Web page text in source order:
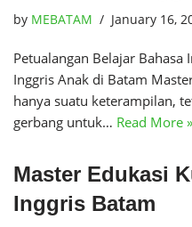
by MEBATAM January 16,
Petualangan Belajar Bahasa
Inggris Anak di Batam
hanya suatu keterampilan,
gerbang untuk… Read More »
Master Edukasi
Inggris Batam